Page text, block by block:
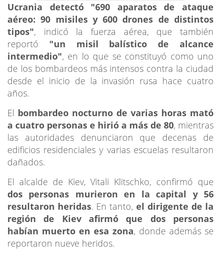
Ucrania detectó "690 aparatos de ataque
aéreo: 90 misiles y 600 drones de distintos
tipos", indicó la fuerza aérea, que también
reportó "un misil balístico de alcance
intermedio", en lo que se constituyó como uno
de los bombardeos más intensos contra la ciudad
desde el inicio de la invasión rusa hace cuatro
años.
El bombardeo nocturno de varias horas mató
a cuatro personas e hirió a más de 80, mientras
las autoridades denunciaron que decenas de
edificios residenciales y varias escuelas resultaron
dañados.
El alcalde de Kiev, Vitali Klitschko, confirmó que
dos personas murieron en la capital y 56
resultaron heridas. En tanto, el dirigente de la
región de Kiev afirmó que dos personas
habían muerto en esa zona, donde además se
reportaron nueve heridos.